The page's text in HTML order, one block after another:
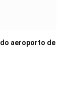
aeroporto de